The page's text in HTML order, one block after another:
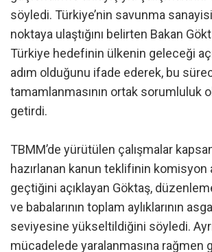
söyledi. Türkiye’nin savunma
noktaya ulaştığını belirten Bakan
Türkiye hedefinin ülkenin geleceği
adım olduğunu ifade ederek, bu
tamamlanmasının ortak sorumluluk
getirdi.
TBMM’de yürütülen çalışmalar
hazırlanan kanun teklifinin komisyon
geçtiğini açıklayan Göktaş,
ve babalarının toplam aylıklarının
seviyesine yükseltildiğini söyledi.
mücadelede yaralanmasına rağmen